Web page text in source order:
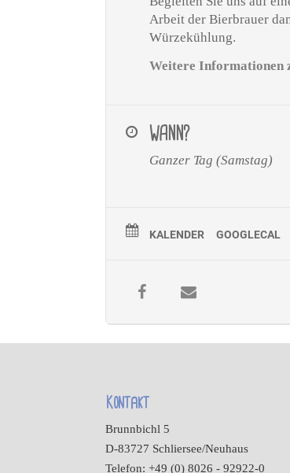
Arbeit der Bierbrauer
Würzekühlung.
Weitere Informationen
WANN?
Ganzer Tag (Samstag)
KALENDER GOOGLECAL
Kontakt
Brunnbichl 5
D-83727 Schliersee/Neuhaus
Telefon: +49 (0) 8026 - 92922-0